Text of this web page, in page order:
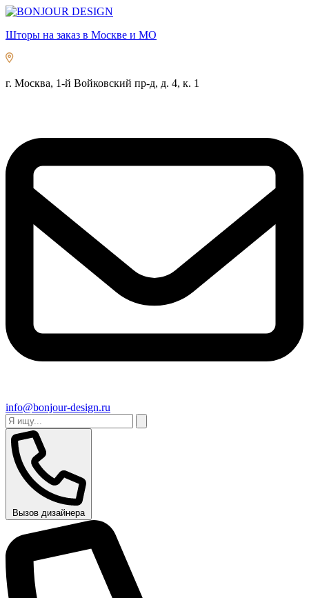
Шторы на заказ в Москве и МО
г. Москва, 1-й Войковский пр-д, д. 4, к. 1
info@bonjour-design.ru
Вызов дизайнера